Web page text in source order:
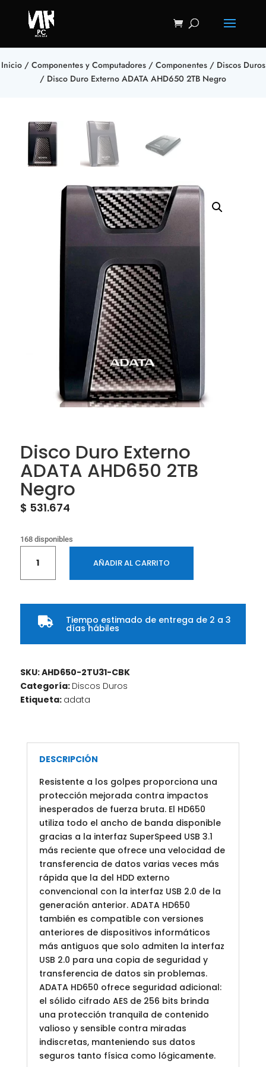
Inicio/ Componentes y Computadores/ Componentes/ Discos Duros
/ Disco Duro Externo ADATA AHD650 2TB Negro
Disco Duro Externo
ADATA AHD650 2TB
Negro
$ 531.674
168 disponibles
Duro
Externo
AHD650
cantidad
AÑADIR AL CARRITO
 Tiempo estimado de entrega de 2 a 3
días hábiles
SKU:AHD650-2TU31-CBK
Categoría: Discos Duros
Etiqueta: adata
DESCRIPCIÓN
Resistente a los golpes proporciona una
protección mejorada contra impactos
inesperados de fuerza bruta. El HD650
utiliza todo el ancho de banda disponible
gracias a la interfaz SuperSpeed USB 3.1
más reciente que ofrece una velocidad de
transferencia de datos varias veces más
rápida que la del HDD externo
convencional con la interfaz USB 2.0 de la
generación anterior. ADATA HD650
también es compatible con versiones
anteriores de dispositivos informáticos
más antiguos que solo admiten la interfaz
USB 2.0 para una copia de seguridad y
transferencia de datos sin problemas.
ADATA HD650 ofrece seguridad adicional:
el sólido cifrado AES de 256 bits brinda
una protección tranquila de contenido
valioso y sensible contra miradas
indiscretas, manteniendo sus datos
seguros tanto física como lógicamente.